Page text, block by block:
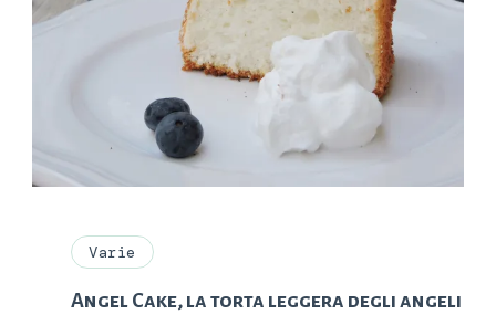
Varie
Angel Cake, la torta leggera degli angeli